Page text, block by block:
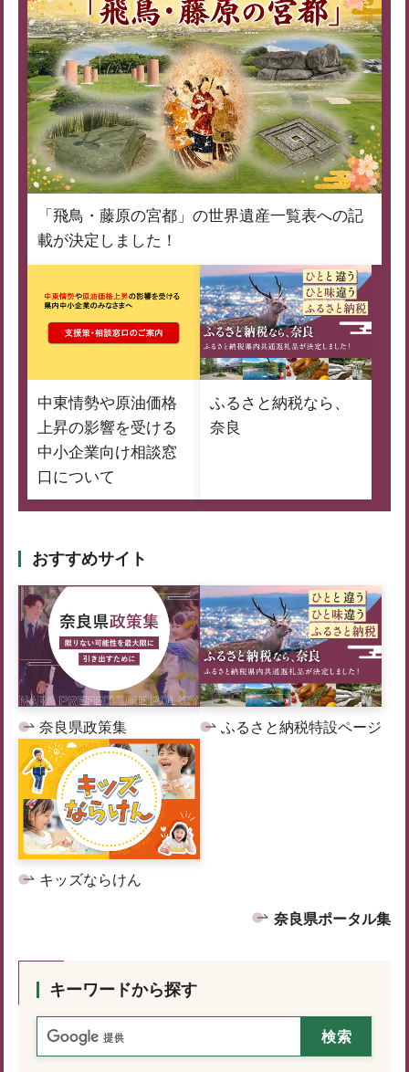
「飛鳥・藤原の宮都」の世界遺産一覧表への記
載が決定しました！
中東情勢や原油価格
上昇の影響を受ける
中小企業向け相談窓
口について
ふるさと納税なら、
奈良
おすすめサイト
奈良県政策集 ふるさと納税特設ページ
キッズならけん
奈良県ポータル集
キーワードから探す